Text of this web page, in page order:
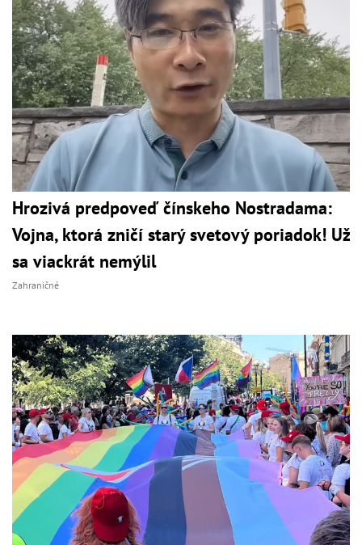
Hrozivá predpoveď čínskeho Nostradama:
Vojna, ktorá zničí starý svetový poriadok! Už
sa viackrát nemýlil
Zahraničné